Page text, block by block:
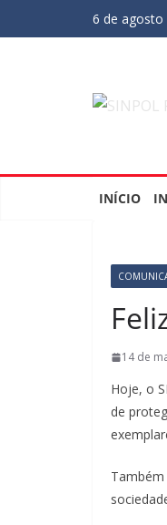
6 de agosto
INÍCIO
14 de
Hoje, o
de